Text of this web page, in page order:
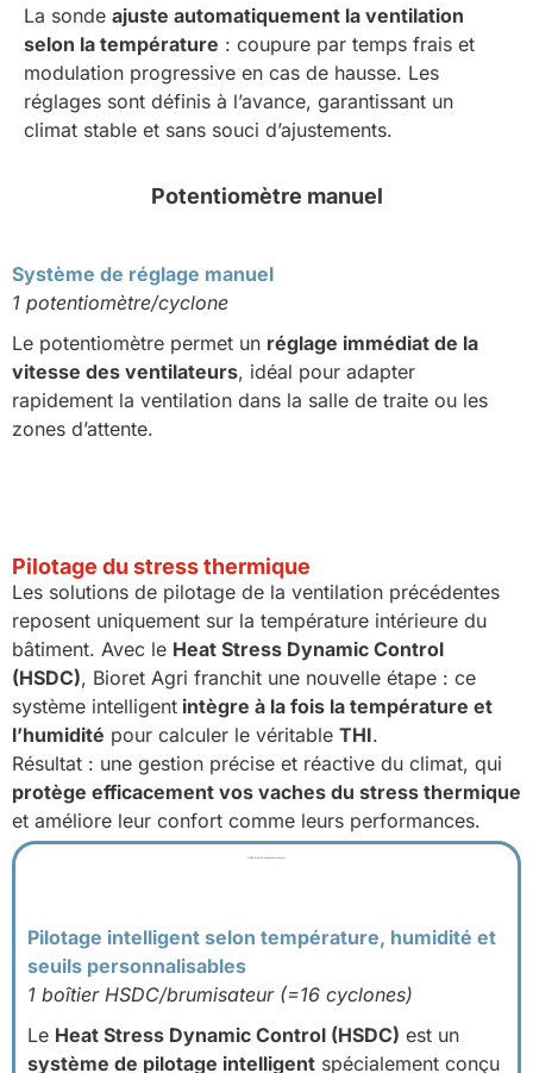
Potentiomètre manuel
Système de réglage manuel
1 potentiomètre/cyclone
Le potentiomètre permet un réglage immédiat de la
vitesse des ventilateurs, idéal pour adapter
rapidement la ventilation dans la salle de traite ou les
zones d’attente.
La sonde ajuste automatiquement la ventilation
selon la température : coupure par temps frais et
modulation progressive en cas de hausse. Les
réglages sont définis à l’avance, garantissant un
climat stable et sans souci d’ajustements.
Pilotage du stress thermique
Les solutions de pilotage de la ventilation précédentes
reposent uniquement sur la température intérieure du
bâtiment. Avec le Heat Stress Dynamic Control
(HSDC), Bioret Agri franchit une nouvelle étape : ce
système intelligent intègre à la fois la température et
l’humidité pour calculer le véritable THI.
Résultat : une gestion précise et réactive du climat, qui
protège efficacement vos vaches du stress thermique
et améliore leur confort comme leurs performances.
Pilotage intelligent selon température, humidité et
seuils personnalisables
1 boîtier HSDC/brumisateur (=16 cyclones)
Le Heat Stress Dynamic Control (HSDC) est un
système de pilotage intelligent spécialement conçu